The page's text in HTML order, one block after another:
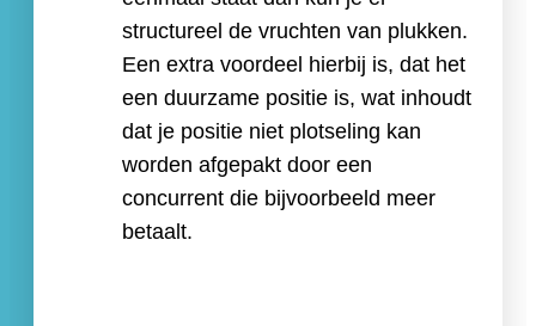
structureel de vruchten van plukken.
Een extra voordeel hierbij is, dat het
een duurzame positie is, wat inhoudt
dat je positie niet plotseling kan
worden afgepakt door een
concurrent die bijvoorbeeld meer
betaalt.